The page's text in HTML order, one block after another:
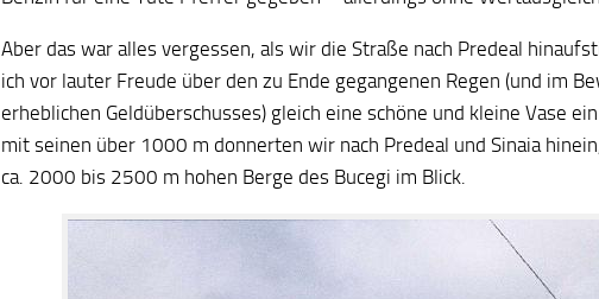
Aber das war alles vergessen, als wir die Straße nach Predeal
ich vor lauter Freude über den zu Ende gegangenen Regen (und im
erheblichen Geldüberschusses) gleich eine schöne und kleine Vase
mit seinen über 1000 m donnerten wir nach Predeal und Sinaia
ca. 2000 bis 2500 m hohen Berge des Bucegi im Blick.